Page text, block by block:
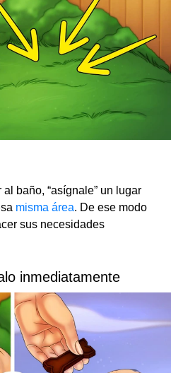
baño, “asígnale” un lugar
misma área. De ese modo
sus necesidades
inmediatamente